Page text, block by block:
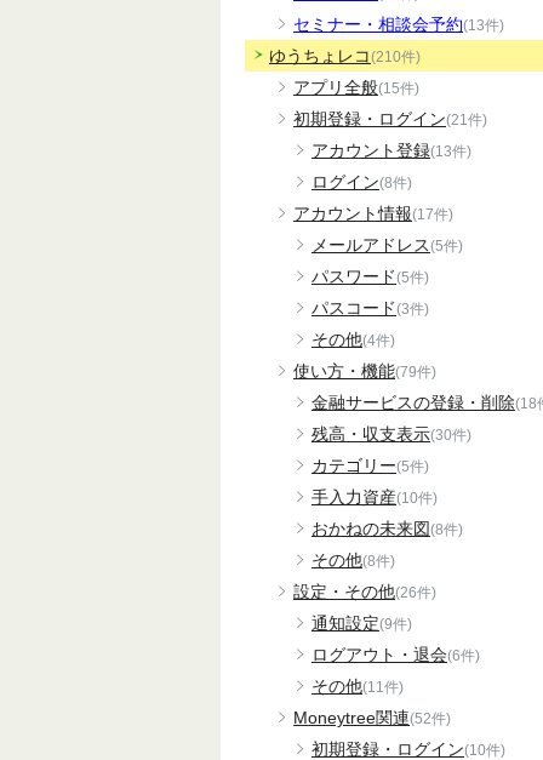
セミナー・相談会予約(13件)
ゆうちょレコ(210件)
アプリ全般(15件)
初期登録・ログイン(21件)
アカウント登録(13件)
ログイン(8件)
アカウント情報(17件)
メールアドレス(5件)
パスワード(5件)
パスコード(3件)
その他(4件)
使い方・機能(79件)
金融サービスの登録・削除(18
残高・収支表示(30件)
カテゴリー(5件)
手入力資産(10件)
おかねの未来図(8件)
その他(8件)
設定・その他(26件)
通知設定(9件)
ログアウト・退会(6件)
その他(11件)
Moneytree関連(52件)
初期登録・ログイン(10件)